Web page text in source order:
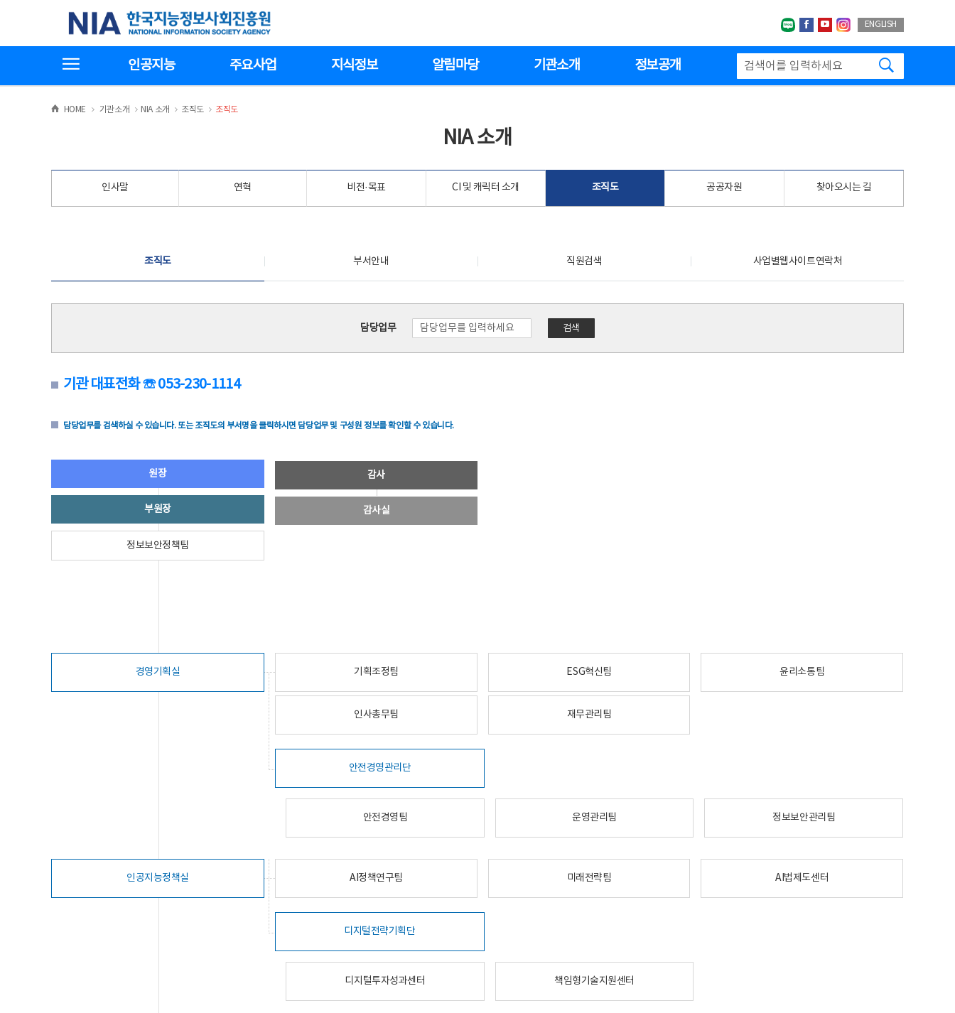
기
한국지능정보사회진흥원
네이버블로그
페이스북
유투브인스타그랩
ENGLISH
인공지능 주요사업 지식정보 알림마당 기관소개 정보공개
HOME >
기관소개 >NIA 소개 >
조직도 >
조직도
NIA 소개
인사말 연혁 비전·목표 CI 및 캐릭터 소개 조직도 공공자원 찾아오시는 길
조직도 부서안내 직원검색 사업별웹사이트연락처
담당업무 검색
기관 대표전화 ☏ 053-230-1114
담당업무를 검색하실 수 있습니다. 또는 조직도의 부서명을 클릭하시면 담당업무 및 구성원 정보를 확인할 수 있습니다.
원장
부원장
정보보안정책팀
감사
감사실
경영기획실 기획조정팀 ESG혁신팀 윤리소통팀
인사총무팀 재무관리팀
안전경영관리단
안전경영팀 운영관리팀 정보보안관리팀
인공지능정책실 AI정책연구팀 미래전략팀 AI법제도센터
디지털전략기획단
디지털투자성과센터 책임형기술지원센터